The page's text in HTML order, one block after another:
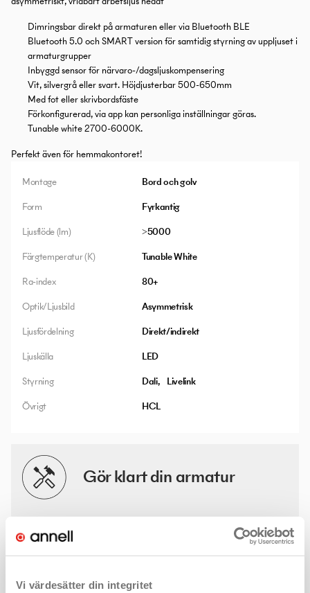
Vi värdesätter din integritet
Dimringsbar direkt på armaturen eller via Bluetooth BLE
Bluetooth 5.0 och SMART version för samtidig styrning av uppljuset i
armaturgrupper
Inbyggd sensor för närvaro-/dagsljuskompensering
Vit, silvergrå eller svart. Höjdjusterbar 500-650mm
Med fot eller skrivbordsfäste
Förkonfigurerad, via app kan personliga inställningar göras.
Tunable white 2700-6000K.
Perfekt även för hemmakontoret!
Montage
Bord och golv
Form
Fyrkantig
Ljusflöde (lm)
>5000
Färgtemperatur (K)
Tunable White
Ra-index
80+
Optik/Ljusbild
Asymmetrisk
Ljusfördelning
Direkt/indirekt
Ljuskälla
LED
Styrning
Dali
Livelink
Övrigt
HCL
Gör klart din armatur
Det finns många valmöjligheter och lösningar för denna
produkt. Med några enkla klick hittar du mer information - som
kanske ljusfiler eller montageanvisningar - och väljer rätt